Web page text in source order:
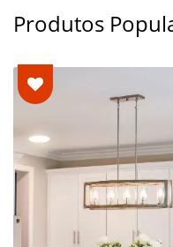
Produtos